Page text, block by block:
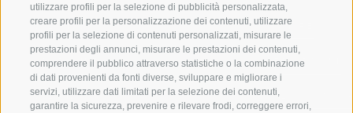
utilizzare profili per la selezione di pubblicità personalizzata,
creare profili per la personalizzazione dei contenuti, utilizzare
profili per la selezione di contenuti personalizzati, misurare le
prestazioni degli annunci, misurare le prestazioni dei contenuti,
comprendere il pubblico attraverso statistiche o la combinazione
di dati provenienti da fonti diverse, sviluppare e migliorare i
servizi, utilizzare dati limitati per la selezione dei contenuti,
garantire la sicurezza, prevenire e rilevare frodi, correggere errori,
VAL GIOVO
VAL RACINES
VAL RIDANNA
SCIARE
ESCURSIONI
ALTA